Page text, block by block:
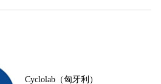
Cyclolab（匈牙利）